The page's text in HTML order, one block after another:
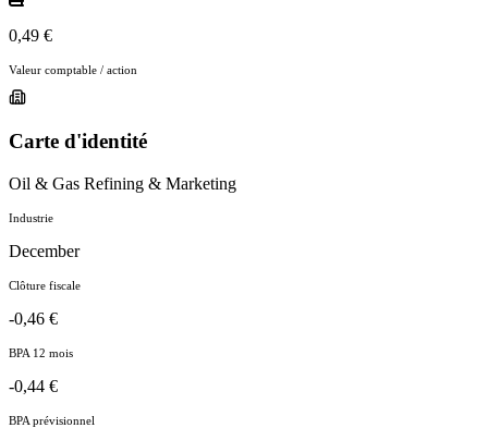
0,49 €
Valeur comptable / action
Carte d'identité
Oil & Gas Refining & Marketing
Industrie
December
Clôture fiscale
-0,46 €
BPA 12 mois
-0,44 €
BPA prévisionnel